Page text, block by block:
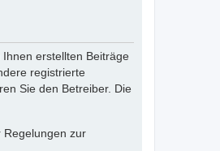
erstellten Beiträge
registrierte
Sie den Betreiber. Die
Regelungen zur